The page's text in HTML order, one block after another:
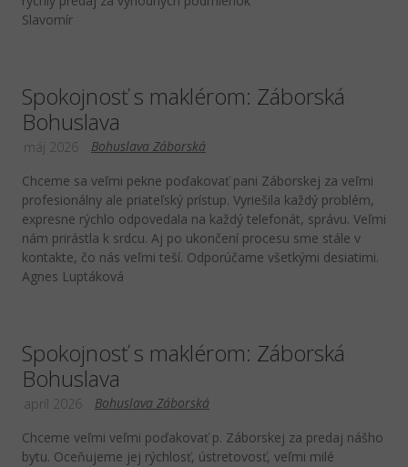
Slavomír
Spokojnosť s maklérom: Záborská
Bohuslava
Bohuslava Záborská
máj 2026
Chceme sa veľmi pekne poďakovať pani Záborskej za veľmi
profesionálny ale priateľský prístup. Vyriešila každý problém,
expresne rýchlo odpovedala na každý telefonát, správu. Veľmi
nám prirástla k srdcu. Aj po ukončení procesu sme stále v
kontakte, čo nás veľmi teší. Odporúčame všetkými desiatimi.
Agnes Luptáková
Spokojnosť s maklérom: Záborská
Bohuslava
Bohuslava Záborská
apríl 2026
Chceme veľmi veľmi poďakovať p. Záborskej za predaj nášho
bytu. Oceňujeme jej rýchlosť, ústretovosť, veľmi milé